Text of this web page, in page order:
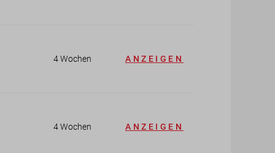
4 Wochen ANZEIGEN
4 Wochen ANZEIGEN